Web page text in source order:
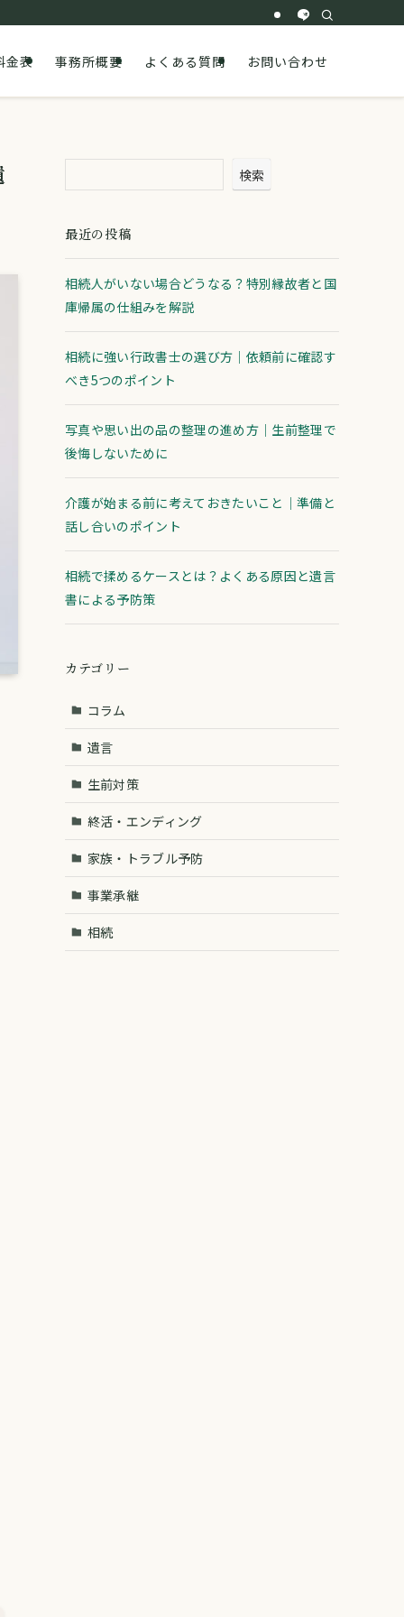
金表 事務所概要 よくある質問 お問い合わせ
検索
最近の投稿
相続人がいない場合どうなる？特別縁故者と国
庫帰属の仕組みを解説
相続に強い行政書士の選び方｜依頼前に確認す
べき5つのポイント
写真や思い出の品の整理の進め方｜生前整理で
後悔しないために
介護が始まる前に考えておきたいこと｜準備と
話し合いのポイント
相続で揉めるケースとは？よくある原因と遺言
書による予防策
カテゴリー
コラム
遺言
生前対策
終活・エンディング
家族・トラブル予防
事業承継
相続